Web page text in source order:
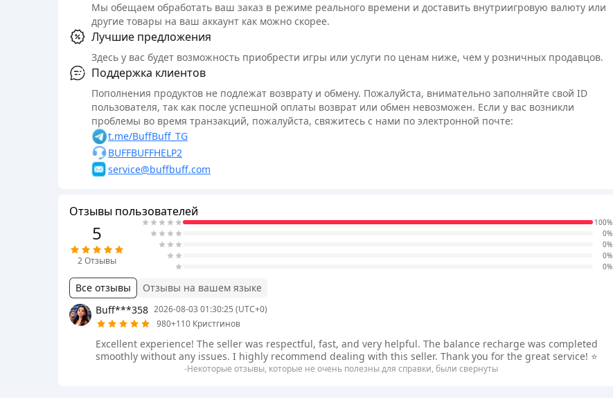
Мы обещаем обработать ваш заказ в режиме реального времени и доставить внутриигровую валюту или
другие товары на ваш аккаунт как можно скорее.
Лучшие предложения
Здесь у вас будет возможность приобрести игры или услуги по ценам ниже, чем у розничных продавцов.
Поддержка клиентов
Пополнения продуктов не подлежат возврату и обмену. Пожалуйста, внимательно заполняйте свой ID
пользователя, так как после успешной оплаты возврат или обмен невозможен. Если у вас возникли
проблемы во время транзакций, пожалуйста, свяжитесь с нами по электронной почте:
t.me/BuffBuff_TG
BUFFBUFFHELP2
service@buffbuff.com
Отзывы пользователей
5
2Отзывы
100%
0%
0%
0%
0%
Все отзывы
Отзывы на вашем языке
Buff***358 2026-08-03 01:30:25 (UTC+0)
980+110 Кристгинов
Excellent experience! The seller was respectful, fast, and very helpful. The balance recharge was completed
smoothly without any issues. I highly recommend dealing with this seller. Thank you for the great service! ⭐
-Некоторые отзывы, которые не очень полезны для справки, были свернуты